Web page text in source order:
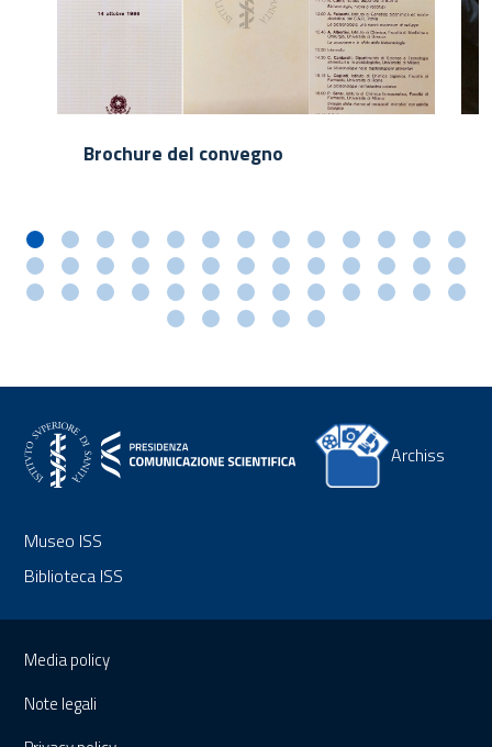
Brochure del convegno
Archiss
Museo ISS
Biblioteca ISS
Media policy
Note legali